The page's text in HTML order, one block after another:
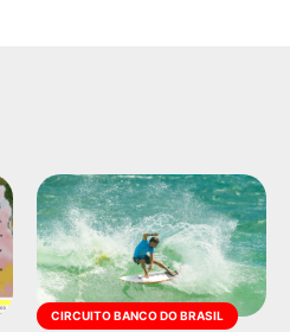
CIRCUITO BANCO DO BRASIL